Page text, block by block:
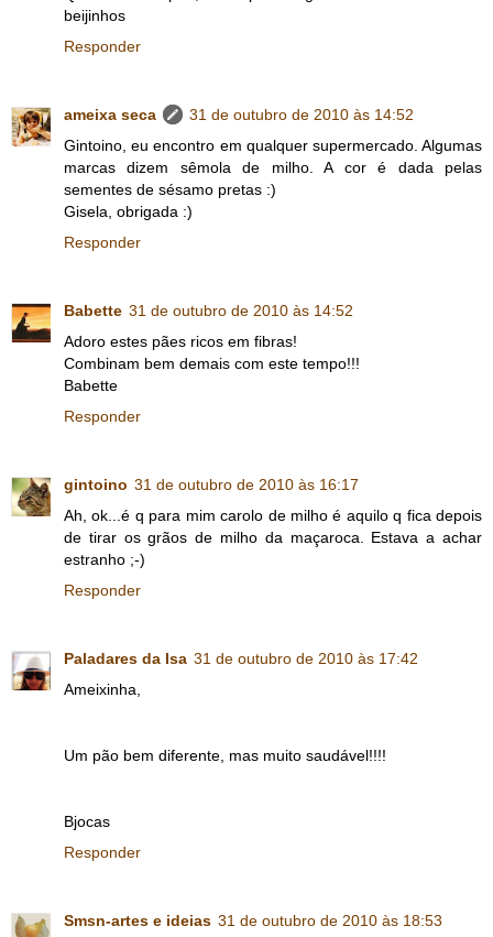
beijinhos
Responder
ameixa seca
31 de outubro de 2010 às 14:52
Gintoino, eu encontro em qualquer supermercado. Algumas
marcas dizem sêmola de milho. A cor é dada pelas
sementes de sésamo pretas :)
Gisela, obrigada :)
Responder
Babette 31 de outubro de 2010 às 14:52
Adoro estes pães ricos em fibras!
Combinam bem demais com este tempo!!!
Babette
Responder
gintoino 31 de outubro de 2010 às 16:17
Ah, ok...é q para mim carolo de milho é aquilo q fica depois
de tirar os grãos de milho da maçaroca. Estava a achar
estranho ;-)
Responder
Paladares da Isa 31 de outubro de 2010 às 17:42
Ameixinha,
Um pão bem diferente, mas muito saudável!!!!
Bjocas
Responder
Smsn-artes e ideias 31 de outubro de 2010 às 18:53